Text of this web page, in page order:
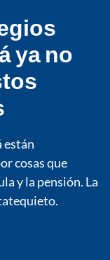
ya no
están
cosas que
y la pensión. La